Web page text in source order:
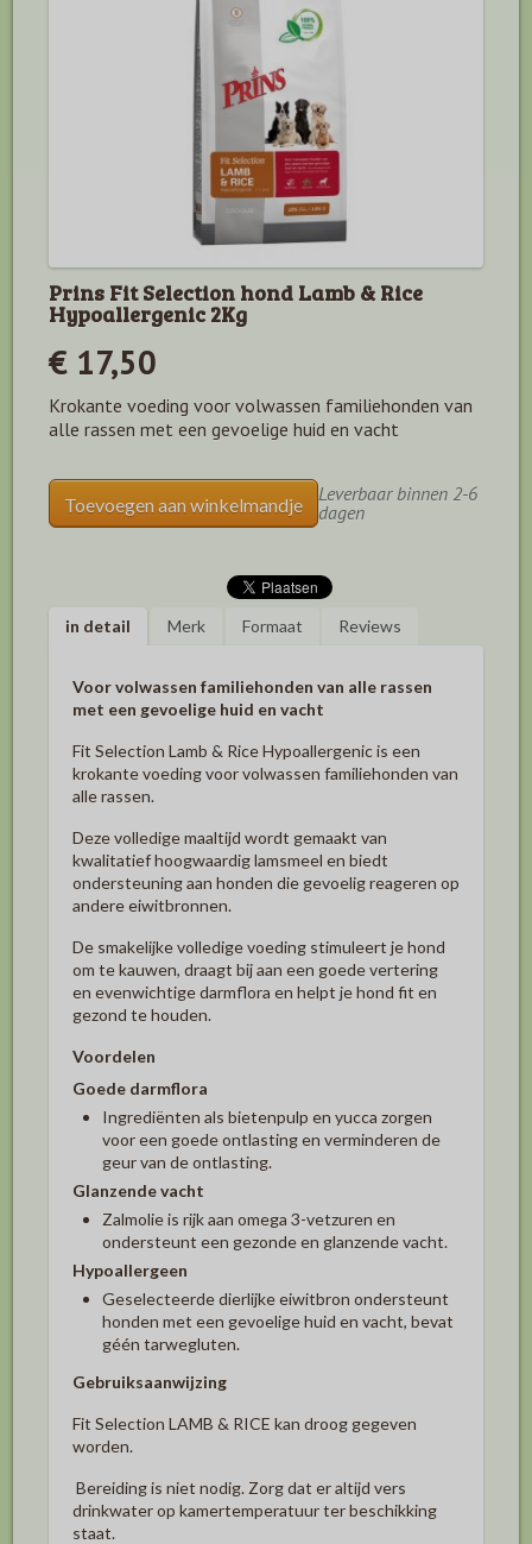
Prins Fit Selection hond Lamb & Rice
Hypoallergenic 2Kg
€ 17,50
Krokante voeding voor volwassen familiehonden van
alle rassen met een gevoelige huid en vacht
Toevoegen aan winkelmandje
Leverbaar binnen 2-6
dagen
in detail Merk Formaat Reviews
Voor volwassen familiehonden van alle rassen
met een gevoelige huid en vacht
Fit Selection Lamb & Rice Hypoallergenic is een
krokante voeding voor volwassen familiehonden van
alle rassen.
Deze volledige maaltijd wordt gemaakt van
kwalitatief hoogwaardig lamsmeel en biedt
ondersteuning aan honden die gevoelig reageren op
andere eiwitbronnen.
De smakelijke volledige voeding stimuleert je hond
om te kauwen, draagt bij aan een goede vertering
en evenwichtige darmflora en helpt je hond fit en
gezond te houden.
Voordelen
Goede darmflora
Ingrediënten als bietenpulp en yucca zorgen
voor een goede ontlasting en verminderen de
geur van de ontlasting.
Glanzende vacht
Zalmolie is rijk aan omega 3-vetzuren en
ondersteunt een gezonde en glanzende vacht.
Hypoallergeen
Geselecteerde dierlijke eiwitbron ondersteunt
honden met een gevoelige huid en vacht, bevat
géén tarwegluten.
Gebruiksaanwijzing
Fit Selection LAMB & RICE kan droog gegeven
worden.
Bereiding is niet nodig. Zorg dat er altijd vers
drinkwater op kamertemperatuur ter beschikking
staat.